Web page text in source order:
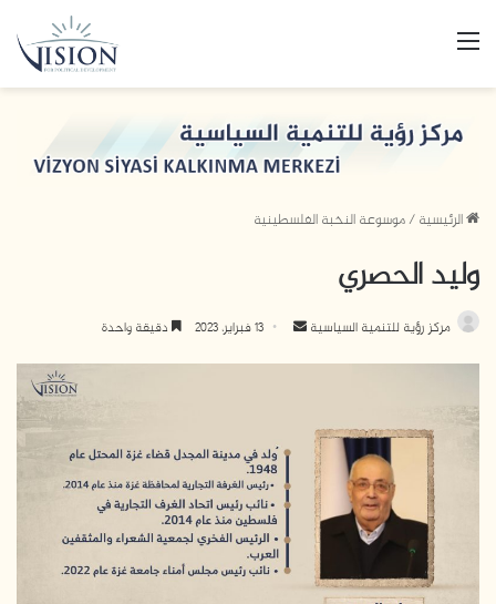
القائمة
الرئيسية/موسوعة النخبة الفلسطينية
وليد الحصري
مركز رؤية للتنمية السياسية
أرسل 13 فبراير، 2023 دقيقة واحدة